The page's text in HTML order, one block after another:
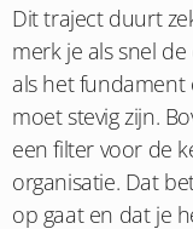
Dit traject duurt
merk je als snel de
als het fundament
moet stevig zijn.
een filter voor de
organisatie. Dat
op gaat en dat je